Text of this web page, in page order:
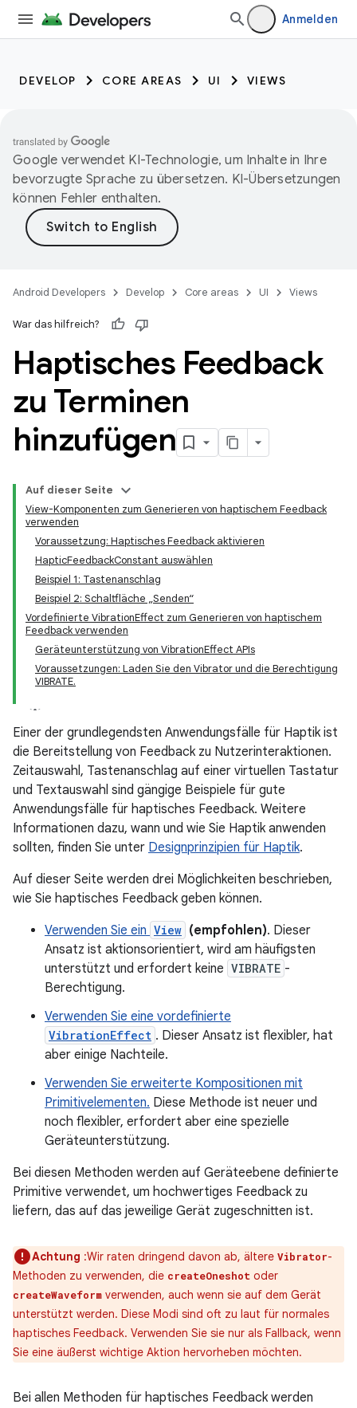
Anmelden
DEVELOP CORE AREAS UI VIEWS
Google verwendet KI-Technologie, um Inhalte in Ihre
bevorzugte Sprache zu übersetzen. KI-Übersetzungen
können Fehler enthalten.
Android Developers Develop Core areas UI Views
War das hilfreich?
Haptisches Feedback
zu Terminen
hinzufügen
Auf dieser Seite
View-Komponenten zum Generieren von haptischem Feedback
verwenden
Voraussetzung: Haptisches Feedback aktivieren
HapticFeedbackConstant auswählen
Beispiel 1: Tastenanschlag
Beispiel 2: Schaltfläche „Senden“
Vordefinierte VibrationEffect zum Generieren von haptischem
Feedback verwenden
Geräteunterstützung von VibrationEffect APIs
Voraussetzungen: Laden Sie den Vibrator und die Berechtigung
VIBRATE.
Einer der grundlegendsten Anwendungsfälle für Haptik ist
die Bereitstellung von Feedback zu Nutzerinteraktionen.
Zeitauswahl, Tastenanschlag auf einer virtuellen Tastatur
und Textauswahl sind gängige Beispiele für gute
Anwendungsfälle für haptisches Feedback. Weitere
Informationen dazu, wann und wie Sie Haptik anwenden
sollten, finden Sie unter Designprinzipien für Haptik.
Auf dieser Seite werden drei Möglichkeiten beschrieben,
wie Sie haptisches Feedback geben können.
Verwenden Sie ein View (empfohlen). Dieser
Ansatz ist aktionsorientiert, wird am häufigsten
unterstützt und erfordert keine VIBRATE -
Berechtigung.
Verwenden Sie eine vordefinierte
VibrationEffect . Dieser Ansatz ist flexibler, hat
aber einige Nachteile.
Verwenden Sie erweiterte Kompositionen mit
Primitivelementen. Diese Methode ist neuer und
noch flexibler, erfordert aber eine spezielle
Geräteunterstützung.
Bei diesen Methoden werden auf Geräteebene definierte
Primitive verwendet, um hochwertiges Feedback zu
liefern, das auf das jeweilige Gerät zugeschnitten ist.
Achtung :Wir raten dringend davon ab, ältere Vibrator-
Methoden zu verwenden, die createOneshot oder
createWaveform verwenden, auch wenn sie auf dem Gerät
unterstützt werden. Diese Modi sind oft zu laut für normales
haptisches Feedback. Verwenden Sie sie nur als Fallback, wenn
Sie eine äußerst wichtige Aktion hervorheben möchten.
Bei allen Methoden für haptisches Feedback werden